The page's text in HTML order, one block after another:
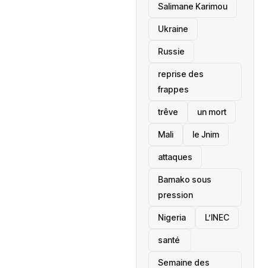
Salimane Karimou
Ukraine
Russie
reprise des
frappes
trêve un mort
Mali le Jnim
attaques
Bamako sous
pression
‎Nigeria L’INEC
santé ‎
Semaine des